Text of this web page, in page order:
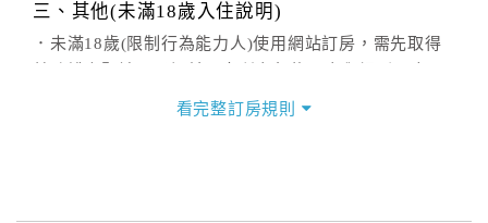
三、其他(未滿18歲入住說明)
．未滿18歲(限制行為能力人)使用網站訂房，需先取得
繼續後續訂購流程，當使用者繼續使用本網站訂房時，
看完整訂房規則